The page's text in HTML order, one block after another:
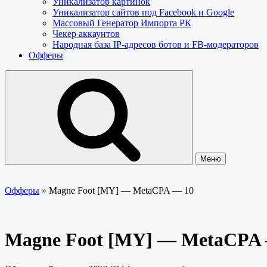
Уникализатор сайтов под Facebook и Google
Массовый Генератор Импорта РК
Чекер аккаунтов
Народная база IP-адресов ботов и FB-модераторов
Офферы
Меню
Офферы » Magne Foot [MY] — MetaCPA — 10
Magne Foot [MY] —